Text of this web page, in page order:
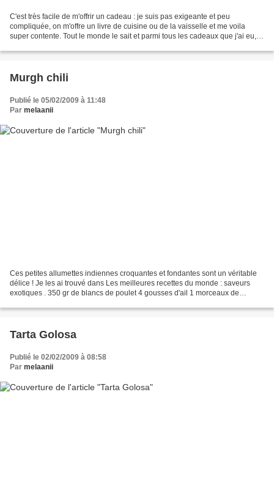
C'est très facile de m'offrir un cadeau : je suis pas exigeante et peu
compliquée, on m'offre un livre de cuisine ou de la vaisselle et me voila
super contente. Tout le monde le sait et parmi tous les cadeaux que j'ai eu,
Murgh chili
Publié le 05/02/2009 à 11:48
Par melaanii
Ces petites allumettes indiennes croquantes et fondantes sont un véritable
délice ! Je les ai trouvé dans Les meilleures recettes du monde : saveurs
exotiques . 350 gr de blancs de poulet 4 gousses d'ail 1 morceaux de
Tarta Golosa
Publié le 02/02/2009 à 08:58
Par melaanii